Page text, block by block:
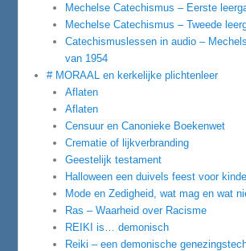
Mechelse Catechismus – Eerste
Mechelse Catechismus – Tweede
Catechismuslessen in audio –
van 1954
# MORAAL en kerkelijke plichtenleer
Aflaten
Aflaten
Censuur en Canonieke Boekenwet
Crematie of lijkverbranding
Geestelijk testament
Halloween een duivels feest voor
Mode en Zedigheid, wat mag en wat
Ras – Waarheid over Racisme
REIKI is… demonisch
Reiki – een demonische